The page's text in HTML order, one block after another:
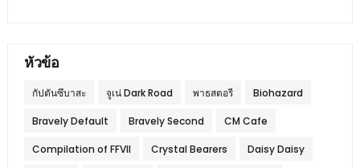
หัวข้อ
กัปตันซึบาสะ จูเน่ Dark Road พาธสตอรี Biohazard
Bravely Default Bravely Second CM Cafe
Compilation of FFVII Crystal Bearers Daisy Daisy